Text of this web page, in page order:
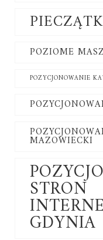
POZIOME
POZYCJONOWANIE
MAZOWIECKI
STRON
GDYNIA